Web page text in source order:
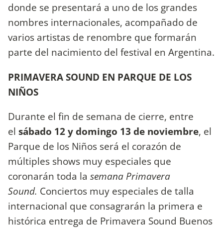
donde se presentará a uno de los grandes
nombres internacionales, acompañado de
varios artistas de renombre que formarán
parte del nacimiento del festival en Argentina.
PRIMAVERA SOUND EN PARQUE DE LOS
NIÑOS
Durante el fin de semana de cierre, entre
el sábado 12 y domingo 13 de noviembre, el
Parque de los Niños será el corazón de
múltiples shows muy especiales que
coronarán toda la semana Primavera
Sound. Conciertos muy especiales de talla
internacional que consagrarán la primera e
histórica entrega de Primavera Sound Buenos